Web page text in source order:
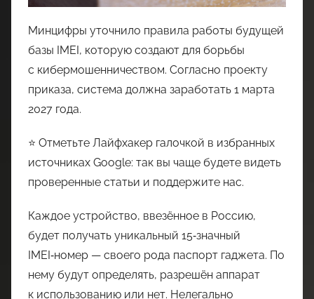
Минцифры уточнило правила работы будущей
базы IMEI, которую создают для борьбы
с кибермошенничеством. Согласно проекту
приказа, система должна заработать 1 марта
2027 года.
⭐ Отметьте Лайфхакер галочкой в избранных
источниках Google: так вы чаще будете видеть
проверенные статьи и поддержите нас.
Каждое устройство, ввезённое в Россию,
будет получать уникальный 15‑значный
IMEI‑номер — своего рода паспорт гаджета. По
нему будут определять, разрешён аппарат
к использованию или нет. Нелегально